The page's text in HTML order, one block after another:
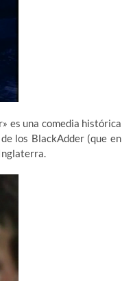
es una comedia histórica
los BlackAdder (que en